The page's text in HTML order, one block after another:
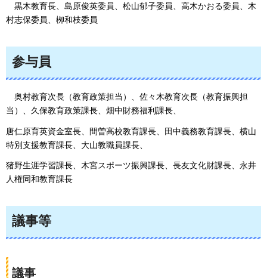
黒木教育長、島原俊英委員
、松山郁子委員、高木かおる委員、木
村志保委員、栁和枝委員
参与員
奥村教育次長（教育政策担当）、佐々木教育次長（教育振興担
当）、久保教育政策課長、畑中財務福利課長、
唐仁原育英資金室長、間曽高校教育課長、田中義務教育課長、横山
特別支援教育課長、大山教職員課長、
猪野生涯学習課長、木宮スポーツ振興課長、長友文化財課長、永井
人権同和教育課長
議事等
議事